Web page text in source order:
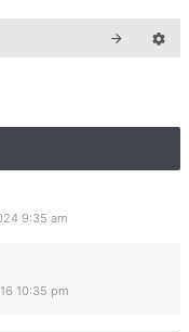
9:35 am
10:35 pm